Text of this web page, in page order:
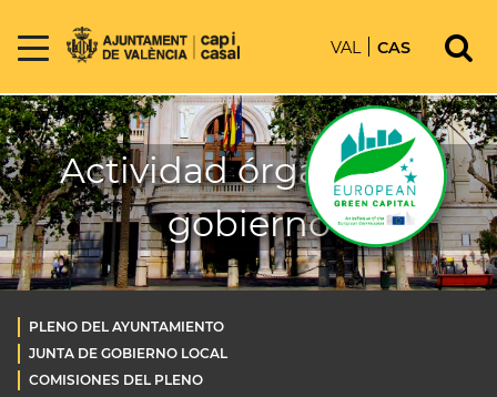
VAL CAS
Actividad órganos de
gobierno
PLENO DEL AYUNTAMIENTO
JUNTA DE GOBIERNO LOCAL
COMISIONES DEL PLENO